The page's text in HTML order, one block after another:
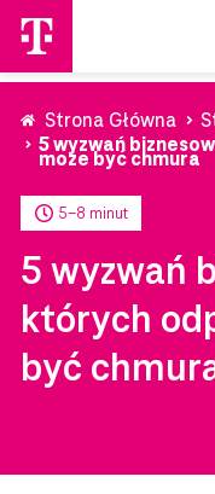
strony
głównej
Strona Główna
5 wyzwań
może być chmura
5-8 minut
5 wyzwań
których
być